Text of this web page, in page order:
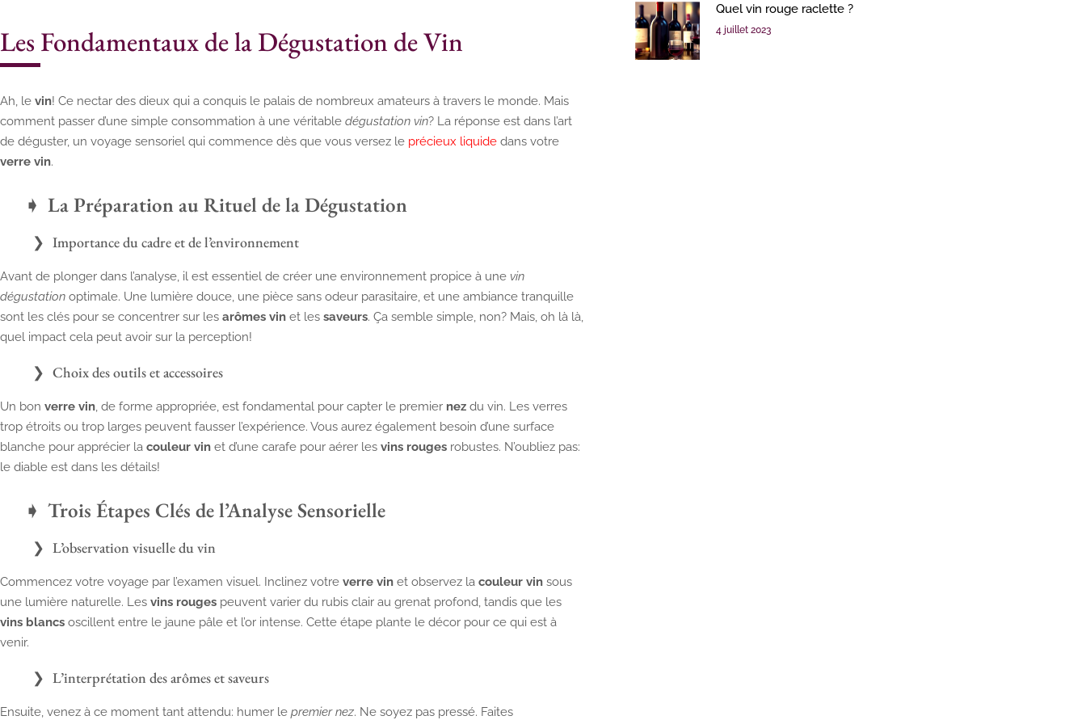
Les Fondamentaux de la Dégustation de Vin
Ah, le vin! Ce nectar des dieux qui a conquis le palais de nombreux amateurs à travers le monde. Mais
comment passer d’une simple consommation à une véritable dégustation vin? La réponse est dans l’art
de déguster, un voyage sensoriel qui commence dès que vous versez le précieux liquide dans votre
verre vin.
La Préparation au Rituel de la Dégustation
Importance du cadre et de l’environnement
Avant de plonger dans l’analyse, il est essentiel de créer une environnement propice à une vin
dégustation optimale. Une lumière douce, une pièce sans odeur parasitaire, et une ambiance tranquille
sont les clés pour se concentrer sur les arômes vin et les saveurs. Ça semble simple, non? Mais, oh là là,
quel impact cela peut avoir sur la perception!
Choix des outils et accessoires
Un bon verre vin, de forme appropriée, est fondamental pour capter le premier nez du vin. Les verres
trop étroits ou trop larges peuvent fausser l’expérience. Vous aurez également besoin d’une surface
blanche pour apprécier la couleur vin et d’une carafe pour aérer les vins rouges robustes. N’oubliez pas:
le diable est dans les détails!
Trois Étapes Clés de l’Analyse Sensorielle
L’observation visuelle du vin
Commencez votre voyage par l’examen visuel. Inclinez votre verre vin et observez la couleur vin sous
une lumière naturelle. Les vins rouges peuvent varier du rubis clair au grenat profond, tandis que les
vins blancs oscillent entre le jaune pâle et l’or intense. Cette étape plante le décor pour ce qui est à
venir.
L’interprétation des arômes et saveurs
Ensuite, venez à ce moment tant attendu: humer le premier nez. Ne soyez pas pressé. Faites
Quel vin rouge raclette ?
4 juillet 2023